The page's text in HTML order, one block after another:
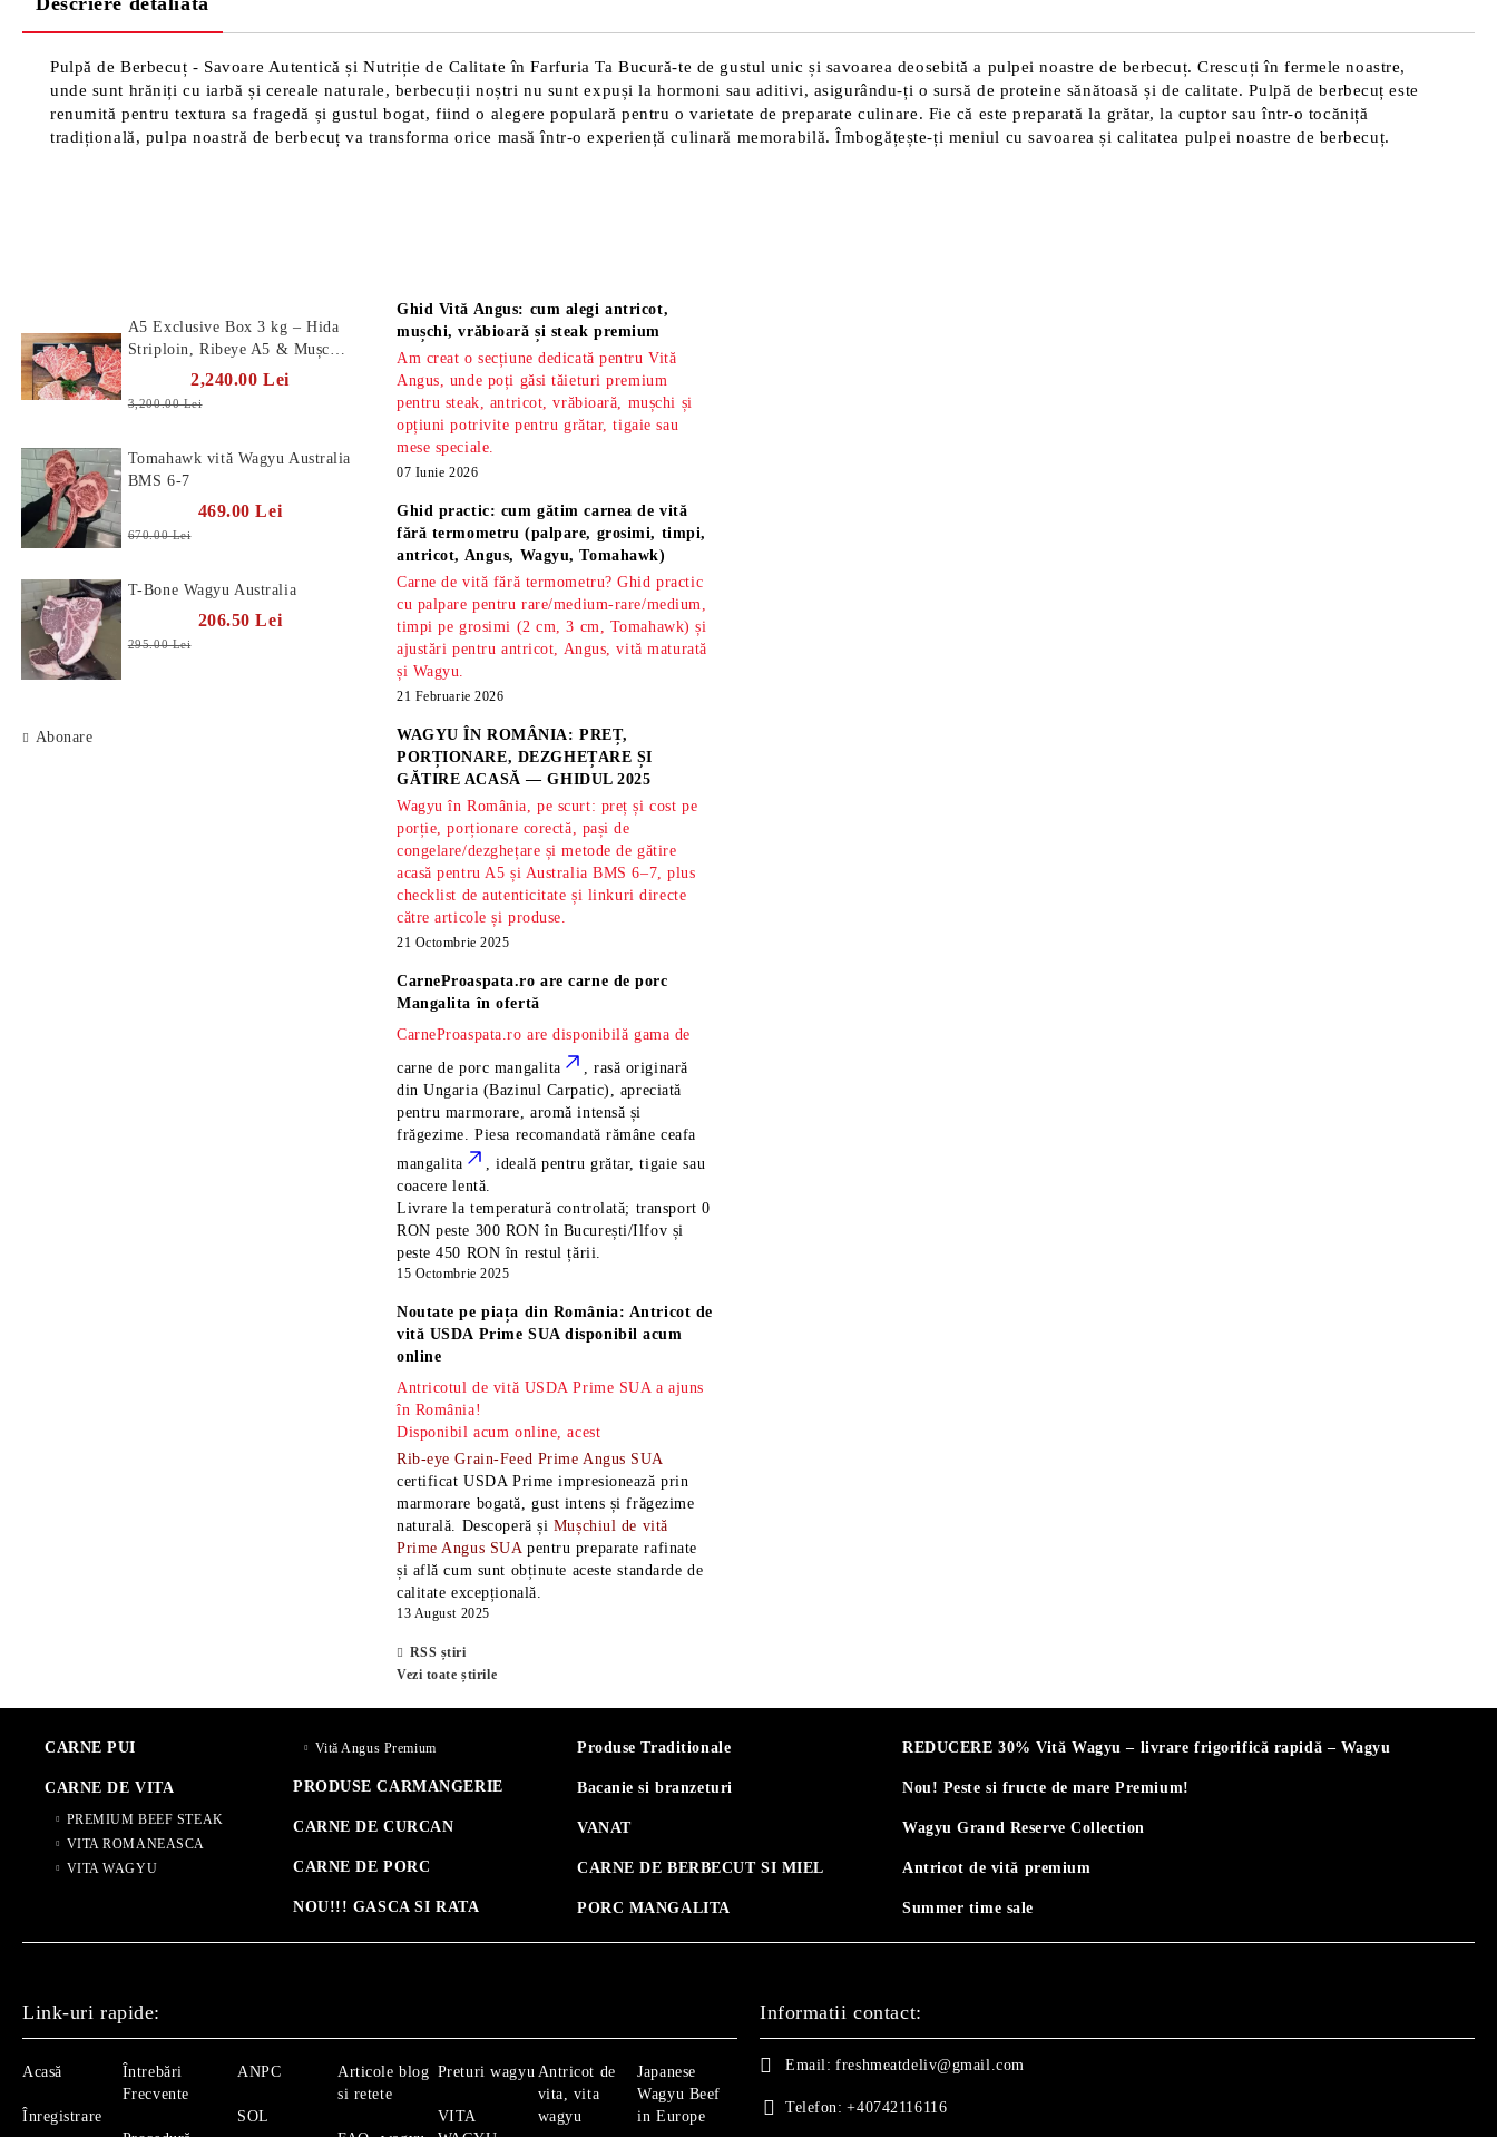
Pulpă de Berbecuț - Savoare Autentică și Nutriție de Calitate în Farfuria Ta Bucură-te de gustul unic și savoarea deosebită a pulpei noastre de berbecuț. Crescuți în fermele noastre,
unde sunt hrăniți cu iarbă și cereale naturale, berbecuții noștri nu sunt expuși la hormoni sau aditivi, asigurându-ți o sursă de proteine sănătoasă și de calitate. Pulpă de berbecuț este
renumită pentru textura sa fragedă și gustul bogat, fiind o alegere populară pentru o varietate de preparate culinare. Fie că este preparată la grătar, la cuptor sau într-o tocăniță
tradițională, pulpa noastră de berbecuț va transforma orice masă într-o experiență culinară memorabilă. Îmbogățește-ți meniul cu savoarea și calitatea pulpei noastre de berbecuț.
A5 Exclusive Box 3 kg – Hida
Striploin, Ribeye A5 & Mușchi
2,240.00 Lei
3,200.00 Lei
Tomahawk vită Wagyu Australia
BMS 6-7
469.00 Lei
670.00 Lei
T-Bone Wagyu Australia
206.50 Lei
295.00 Lei
Abonare
Ghid Vită Angus: cum alegi antricot,
mușchi, vrăbioară și steak premium
Am creat o secțiune dedicată pentru Vită
Angus, unde poți găsi tăieturi premium
pentru steak, antricot, vrăbioară, mușchi și
opțiuni potrivite pentru grătar, tigaie sau
mese speciale.
07 Iunie 2026
Ghid practic: cum gătim carnea de vită
fără termometru (palpare, grosimi, timpi,
antricot, Angus, Wagyu, Tomahawk)
Carne de vită fără termometru? Ghid practic
cu palpare pentru rare/medium-rare/medium,
timpi pe grosimi (2 cm, 3 cm, Tomahawk) și
ajustări pentru antricot, Angus, vită maturată
și Wagyu.
21 Februarie 2026
WAGYU ÎN ROMÂNIA: PREȚ,
PORȚIONARE, DEZGHEȚARE ȘI
GĂTIRE ACASĂ — GHIDUL 2025
Wagyu în România, pe scurt: preț și cost pe
porție, porționare corectă, pași de
congelare/dezghețare și metode de gătire
acasă pentru A5 și Australia BMS 6–7, plus
checklist de autenticitate și linkuri directe
către articole și produse.
21 Octombrie 2025
CarneProaspata.ro arecarne de porc
Mangalita în ofertă
CarneProaspata.ro are disponibilă gama de
carne de porc mangalita
, rasă originară
din Ungaria (Bazinul Carpatic), apreciată
pentru marmorare, aromă intensă și
frăgezime. Piesa recomandată rămâneceafa
mangalita
, ideală pentru grătar, tigaie sau
coacere lentă.
Livrare la temperatură controlată; transport 0
RON peste 300 RON în București/Ilfov și
peste 450 RON în restul țării.
15 Octombrie 2025
Noutate pe piața din România: Antricot de
vită USDA Prime SUA disponibil acum
online
Antricotul de vită USDA Prime SUA a ajuns
în România!
Disponibil acum online, acest
Rib-eye Grain-Feed Prime Angus SUA
certificat USDA Prime impresionează prin
marmorare bogată, gust intens și frăgezime
naturală. Descoperă și Mușchiul de vită
Prime Angus SUA pentru preparate rafinate
și află cum sunt obținute aceste standarde de
calitate excepțională.
13 August 2025
RSS știri
Vezi toate știrile
CARNE PUI
CARNE DE VITA
PREMIUM BEEF STEAK
VITA ROMANEASCA
VITA WAGYU
Vită Angus Premium
PRODUSE CARMANGERIE
CARNE DE CURCAN
CARNE DE PORC
NOU!!! GASCA SI RATA
Produse Traditionale
Bacanie si branzeturi
VANAT
CARNE DE BERBECUT SI MIEL
PORC MANGALITA
REDUCERE 30% Vită Wagyu – livrare frigorifică rapidă – Wagyu
Nou! Peste si fructe de mare Premium!
Wagyu Grand Reserve Collection
Antricot de vită premium
Summer time sale
Link-uri rapide:
Acasă
Înregistrare
Întrebări
Frecvente
ANPC
SOL
Articole blog
si retete
Preturi wagyu
VITA
Antricot de
vita, vita
wagyu
Japanese
Wagyu Beef
in Europe
Informatii contact:
Email: freshmeatdeliv@gmail.com
Telefon: +40742116116